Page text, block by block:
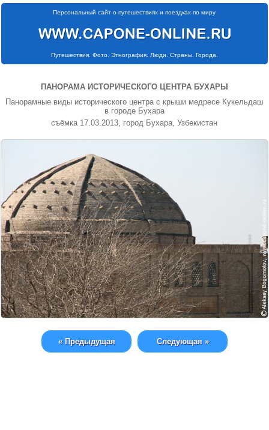
Персональный сайт о путешествиях и поездках по миру
Путешествия. Фото. Этнография. Люди. Страны. Города.
ПАНОРАМА ИСТОРИЧЕСКОГО ЦЕНТРА БУХАРЫ
Панорамные виды исторического центра с крыши медресе Кукельдаш
в городе Бухара
съёмка 17.03.2013, город Бухара, Узбекистан
« Предыдущая Следующая »